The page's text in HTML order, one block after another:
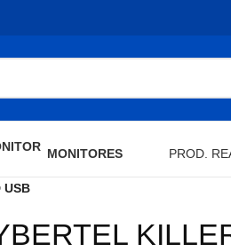
MONITORES PROD.
USB